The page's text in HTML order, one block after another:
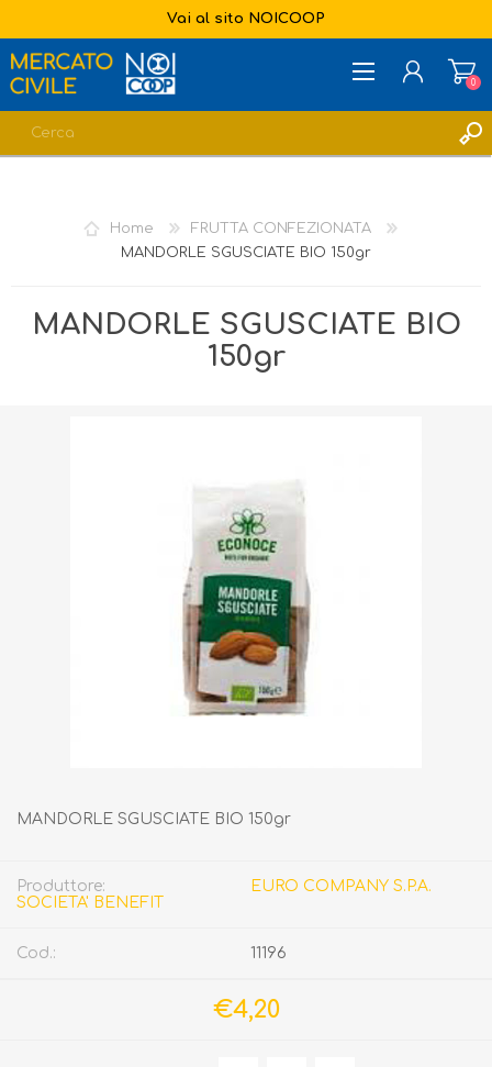
Vai al sito NOICOOP
LISTA DEI DESIDERI
0
Home
FRUTTA CONFEZIONATA
MANDORLE SGUSCIATE BIO 150gr
MANDORLE SGUSCIATE BIO
150gr
MANDORLE SGUSCIATE BIO 150gr
Produttore:
EURO COMPANY S.P.A.
SOCIETA' BENEFIT
Cod.: 11196
€4,20